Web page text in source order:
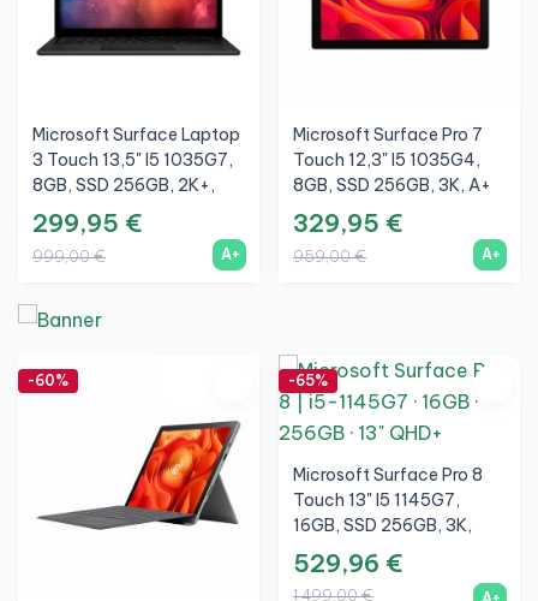
Microsoft Surface Laptop
3 Touch 13,5" I5 1035G7,
8GB, SSD 256GB, 2K+,
Nero, A+
299,95 €
999,00 € A+
Microsoft Surface Pro 7
Touch 12,3" I5 1035G4,
8GB, SSD 256GB, 3K, A+
329,95 €
959,00 € A+
-60% -65%
Microsoft Surface Pro 8
Touch 13" I5 1145G7,
16GB, SSD 256GB, 3K,
Argento, A+
529,96 €
1.499,00 €